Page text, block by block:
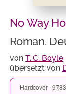
No Way
Roman.
von T. C. Boyle
übersetzt von
Hardcover -